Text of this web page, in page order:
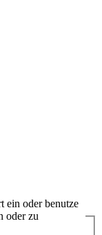
ein oder benutze
oder zu